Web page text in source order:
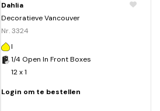
Dahlia
Decoratieve Vancouver
Nr. 3324
I
1/4 Open In Front Boxes
12 x 1
Login om te bestellen